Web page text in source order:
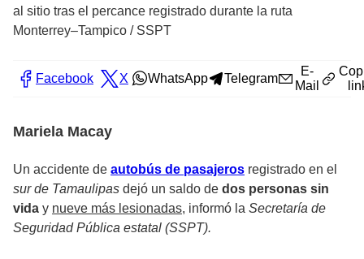
al sitio tras el percance registrado durante la ruta
Monterrey–Tampico / SSPT
Facebook X WhatsApp Telegram
E-
Mail
Mariela Macay
Un accidente de autobús de pasajeros registrado en el
sur de Tamaulipas dejó un saldo de dos personas sin
vida y nueve más lesionadas, informó la Secretaría de
Seguridad Pública estatal (SSPT).